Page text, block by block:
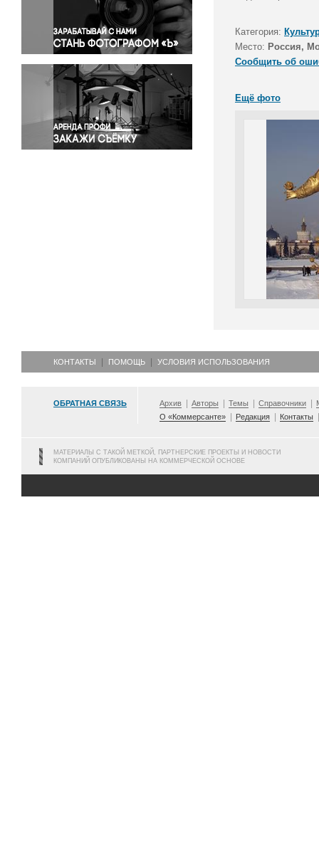
Правосудие
Происшествия и конфликты
Религия
Светская жизнь
Спорт
Экология
Экономика и бизнес
Категория:
Место: Россия,
Сообщить об
Ещё фото
КОНТАКТЫ ПОМОЩЬ УСЛОВИЯ ИСПОЛЬЗОВАНИЯ
ОБРАТНАЯ СВЯЗЬ Архив Авторы Темы Справочники
О «Коммерсанте»
Редакция Контакты
МАТЕРИАЛЫ С ТАКОЙ МЕТКОЙ, ПАРТНЕРСКИЕ ПРОЕКТЫ И НОВОСТИ
КОМПАНИЙ ОПУБЛИКОВАНЫ НА КОММЕРЧЕСКОЙ ОСНОВЕ